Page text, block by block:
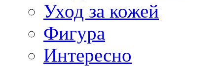
Уход за кожей
Фигура
Интересно